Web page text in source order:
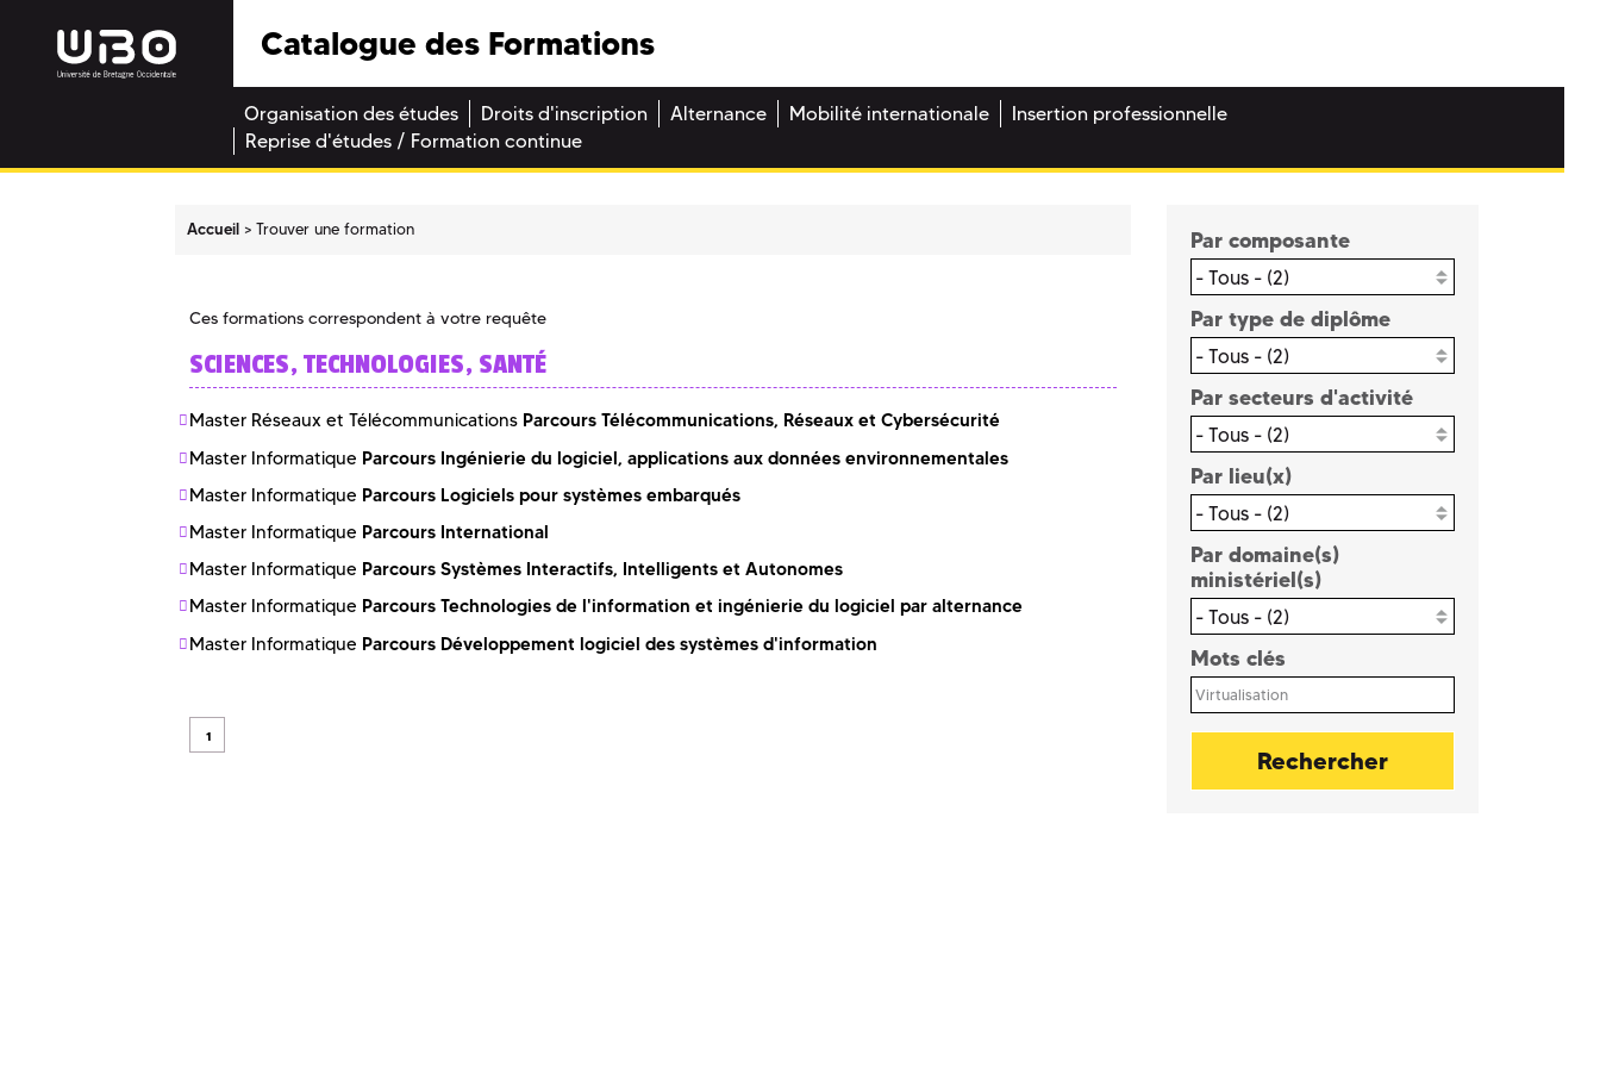
Catalogue des Formations
Organisation des études Droits d'inscription Alternance Mobilité internationale
Insertion professionnelle
Reprise d'études / Formation continue
Accueil Trouver une formation
Ces formations correspondent à votre requête
SCIENCES, TECHNOLOGIES, SANTÉ
Master Réseaux et Télécommunications Parcours Télécommunications, Réseaux et Cybersécurité
Master Informatique Parcours Ingénierie du logiciel, applications aux données environnementales
Master Informatique Parcours Logiciels pour systèmes embarqués
Master Informatique Parcours International
Master Informatique Parcours Systèmes Interactifs, Intelligents et Autonomes
Master Informatique Parcours Technologies de l'information et ingénierie du logiciel par alternance
Master Informatique Parcours Développement logiciel des systèmes d'information
1
Par composante
- Tous - (2)
Par type de diplôme
- Tous - (2)
Par secteurs d'activité
- Tous - (2)
Par lieu(x)
- Tous - (2)
Par domaine(s)
ministériel(s)
- Tous - (2)
Mots clés